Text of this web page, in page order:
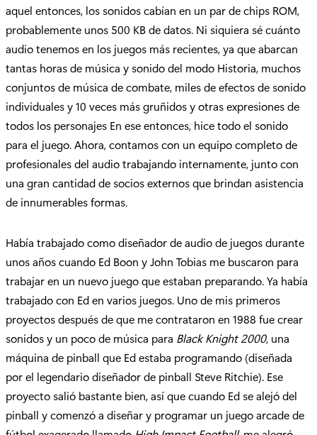
aquel entonces, los sonidos cabían en un par de chips ROM,
probablemente unos 500 KB de datos. Ni siquiera sé cuánto
audio tenemos en los juegos más recientes, ya que abarcan
tantas horas de música y sonido del modo Historia, muchos
conjuntos de música de combate, miles de efectos de sonido
individuales y 10 veces más gruñidos y otras expresiones de
todos los personajes En ese entonces, hice todo el sonido
para el juego. Ahora, contamos con un equipo completo de
profesionales del audio trabajando internamente, junto con
una gran cantidad de socios externos que brindan asistencia
de innumerables formas.
Había trabajado como diseñador de audio de juegos durante
unos años cuando Ed Boon y John Tobias me buscaron para
trabajar en un nuevo juego que estaban preparando. Ya había
trabajado con Ed en varios juegos. Uno de mis primeros
proyectos después de que me contrataron en 1988 fue crear
sonidos y un poco de música para Black Knight 2000, una
máquina de pinball que Ed estaba programando (diseñada
por el legendario diseñador de pinball Steve Ritchie). Ese
proyecto salió bastante bien, así que cuando Ed se alejó del
pinball y comenzó a diseñar y programar un juego arcade de